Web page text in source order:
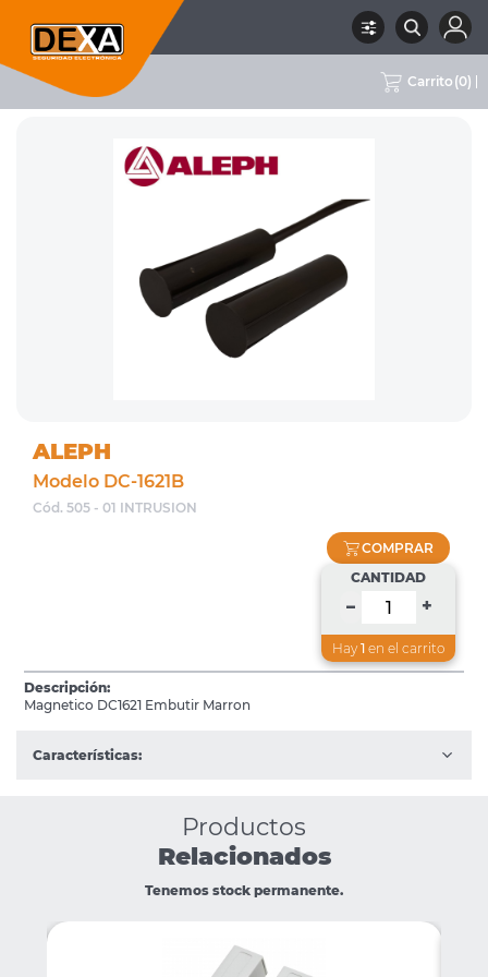
Carrito (0)
RUBRO 01 INTRUSION ALEPH
ALEPH
Modelo DC-1621B
Cód. 505 - 01 INTRUSION
COMPRAR
CANTIDAD
– +
Hay 1 en el carrito
Descripción:
Magnetico DC1621 Embutir Marron
Características:
Productos
Relacionados
Tenemos stock permanente.